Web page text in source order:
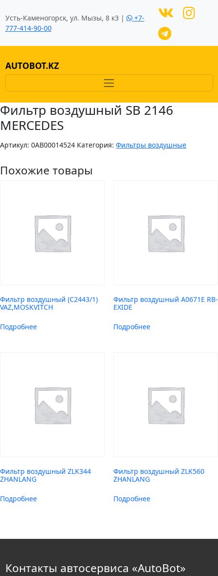
Усть-Каменогорск, ул. Мызы, 8 к3 |
+7-
777-414-90-00
AUTOBOT.KZ
Фильтр воздушный SB 2146
MERCEDES
Артикул: 0AB00014524 Категория: Фильтры воздушные
Похожие товары
Фильтр воздушный (C2443/1)
VAZ,MOSKVITCH
Подробнее
Фильтр воздушный A0671E RB-
EXIDE
Подробнее
Фильтр воздушный ZLK344
ZHANLANG
Подробнее
Фильтр воздушный ZLK560
ZHANLANG
Подробнее
Контакты автосервиса «AutoBot»